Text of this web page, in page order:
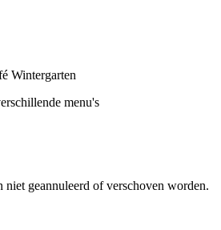
Wintergarten
menu's
niet geannuleerd of verschoven worden.